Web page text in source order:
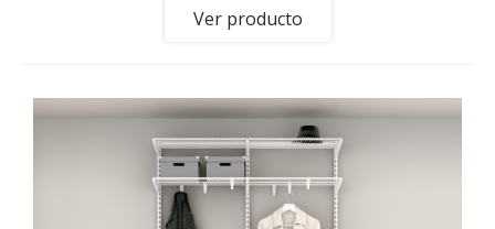
Ver producto